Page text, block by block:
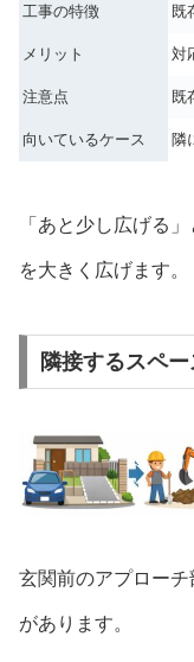
工事の特徴 既
メリット 対
注意点 既
向いているケース 隣
「あと少し広げる
を大きく広げます。
隣接するスペ
玄関前のアプロー
があります。